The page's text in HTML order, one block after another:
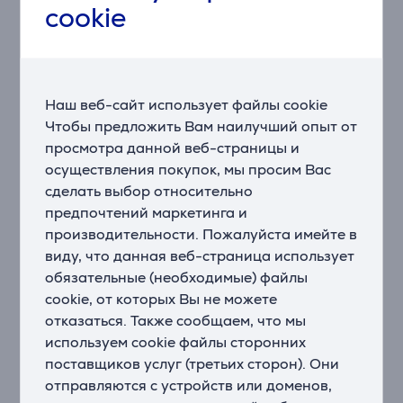
cookie
Наш веб-сайт использует файлы cookie
Чтобы предложить Вам наилучший опыт от
просмотра данной веб-страницы и
осуществления покупок, мы просим Вас
сделать выбор относительно
предпочтений маркетинга и
производительности. Пожалуйста имейте в
виду, что данная веб-страница использует
обязательные (необходимые) файлы
cookie, от которых Вы не можете
отказаться. Также сообщаем, что мы
используем cookie файлы сторонних
поставщиков услуг (третьих сторон). Они
отправляются с устройств или доменов,
Умное энергосбережение
прогнозировать счета за электричество. Для
программ, работающих в режиме AI Energy,
потребление энергии снижается до 70% благодаря
использованию функции Ecobubble™ для стирки в
прохладной воде вместо горячей воды и без
выполнения дополнительного цикла.
* Доступно на устройствах Android и iOS. Требуется
соединение Wi-Fi и учетная запись Samsung.
Надежный и эффективный
Наслаждайтесь превосходной
энергоэффективностью, меньшим шумом и
долговечной работой. Технология цифрового
инвертора использует сильные магниты для более
тихой и мощной работы, и при этом потребляет
меньше энергии, чем универсальный двигатель.